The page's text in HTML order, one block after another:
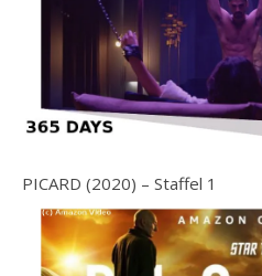
PICARD (2020) – Staffel 1